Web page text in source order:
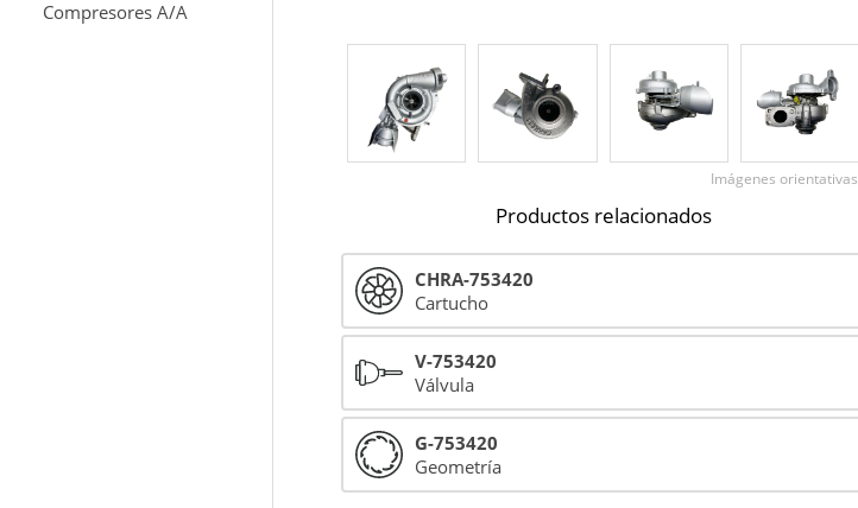
Compresores A/A
Imágenes orientativas
Productos relacionados
CHRA-753420
Cartucho
V-753420
Válvula
G-753420
Geometría